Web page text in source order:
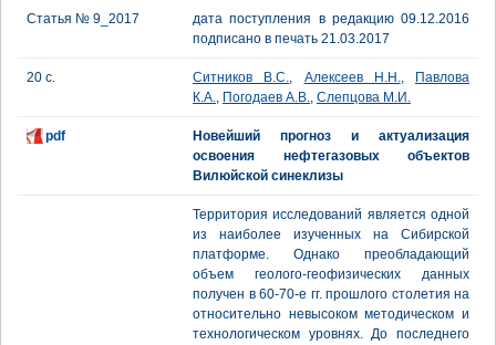
Статья № 9_2017
дата поступления в редакцию 09.12.2016
подписано в печать 21.03.2017
20 с. Ситников В.С., Алексеев Н.Н.,
Павлова
К.А., Погодаев А.В., Слепцова М.И.
pdf
Новейший прогноз и актуализация
освоения нефтегазовых объектов
Вилюйской синеклизы
Территория исследований является одной
из наиболее изученных на Сибирской
платформе. Однако преобладающий
объем геолого-геофизических данных
получен в 60-70-е гг. прошлого столетия на
относительно невысоком методическом и
технологическом уровнях. До последнего